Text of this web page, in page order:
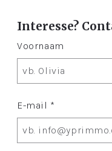
Interesse?
Voornaam
E-mail *